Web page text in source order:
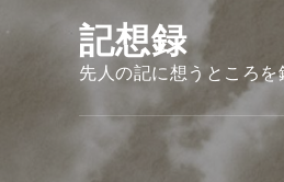
to
記想録
先人の記に想うところを